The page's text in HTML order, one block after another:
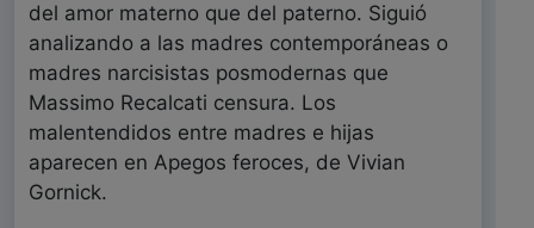
del amor materno que del paterno. Siguió
analizando a las madres contemporáneas o
madres narcisistas posmodernas que
Massimo Recalcati censura. Los
malentendidos entre madres e hijas
aparecen en Apegos feroces, de Vivian
Gornick.